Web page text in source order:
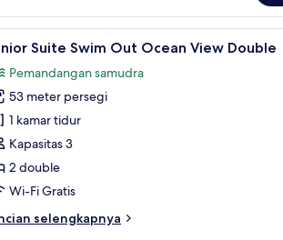
payung kolam renang Kolam renang
10 Suite Swim Out Ocean View Double
Pemandangan samudra
53 meter persegi
1 kamar tidur
Kapasitas 3
2 double
Wi-Fi Gratis
selengkapnya